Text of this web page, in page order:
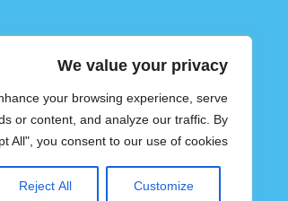
We value your privacy
your browsing experience, serve
or content, and analyze our traffic. By
All", you consent to our use of cookies.
Customize
Reject All
צימרים ומלונות זולים בישראל